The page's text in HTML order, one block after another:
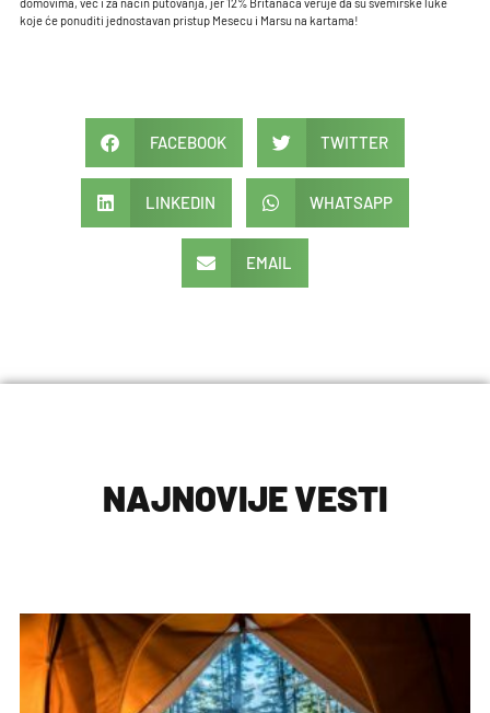
koje će ponuditi jednostavan pristup Mesecu i Marsu na kartama!
FACEBOOK TWITTER
LINKEDIN WHATSAPP
EMAIL
NAJNOVIJE VESTI